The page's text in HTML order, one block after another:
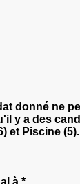
donné ne
y a des
et Piscine
à * .